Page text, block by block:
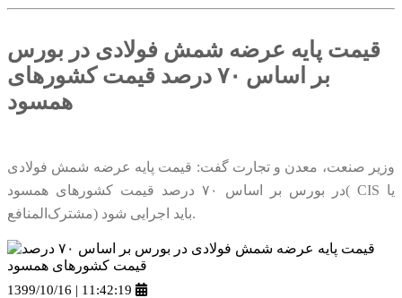
قیمت پایه عرضه شمش فولادی در بورس
بر اساس ۷۰ درصد قیمت کشورهای
همسود
وزیر صنعت، معدن و تجارت گفت: قیمت پایه عرضه شمش فولادی
در بورس بر اساس ۷۰ درصد قیمت کشورهای همسود( CIS یا
مشترک‌المنافع) باید اجرایی شود.
1399/10/16 | 11:42:19